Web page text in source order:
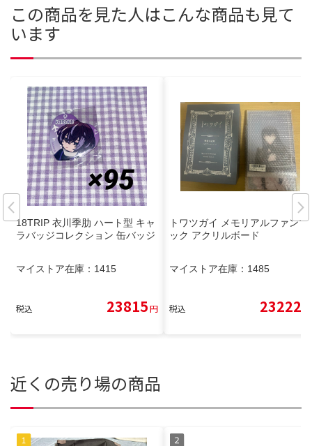
この商品を見た人はこんな商品も見て
います
18TRIP 衣川季肋 ハート型 キャ
ラバッジコレクション 缶バッジ
マイストア在庫： 1415
税込 23815円
トワツガイ メモリアルファンブ
ック アクリルボード
マイストア在庫： 1485
税込 23222
近くの売り場の商品